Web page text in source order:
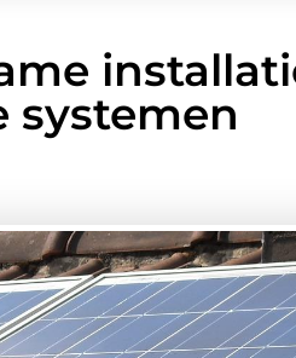
systemen